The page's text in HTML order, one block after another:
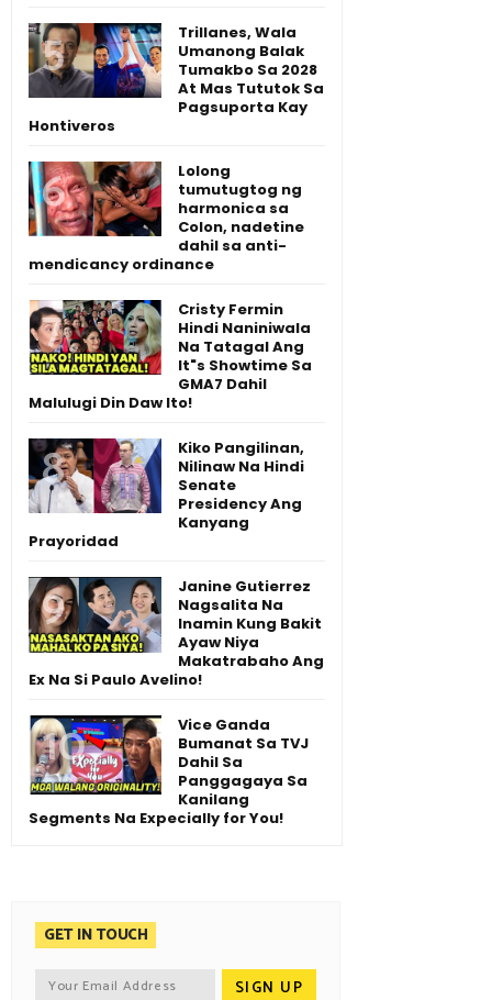
Trillanes, Wala
Umanong Balak
Tumakbo Sa 2028
At Mas Tututok Sa
Pagsuporta Kay
Hontiveros
Lolong
tumutugtog ng
harmonica sa
Colon, nadetine
dahil sa anti-
mendicancy ordinance
Cristy Fermin
Hindi Naniniwala
Na Tatagal Ang
It"s Showtime Sa
GMA7 Dahil
Malulugi Din Daw Ito!
Kiko Pangilinan,
Nilinaw Na Hindi
Senate
Presidency Ang
Kanyang
Prayoridad
Janine Gutierrez
Nagsalita Na
Inamin Kung Bakit
Ayaw Niya
Makatrabaho Ang
Ex Na Si Paulo Avelino!
Vice Ganda
Bumanat Sa TVJ
Dahil Sa
Panggagaya Sa
Kanilang
Segments Na Expecially for You!
GET IN TOUCH